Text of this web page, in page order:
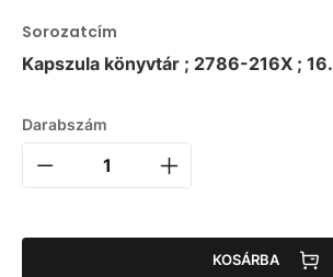
Sorozatcím
Kapszula könyvtár ; 2786-216X ; 16.
Darabszám
KOSÁRBA